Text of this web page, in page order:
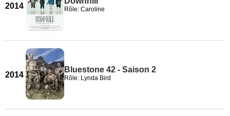
2014 Rôle: Caroline
2014
Bluestone 42 - Saison 2
Rôle: Lynda Bird